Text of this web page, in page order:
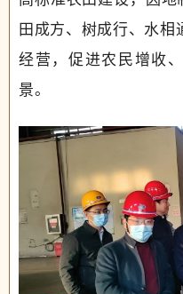
田成方、树成行、水相
经营，促进农民增收
景。